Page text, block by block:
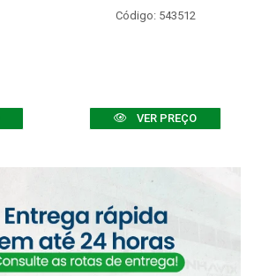
Código: 543512
VER PREÇO